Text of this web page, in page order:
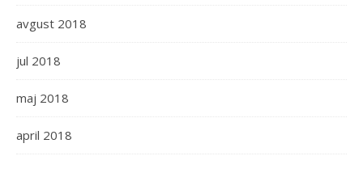
avgust 2018
jul 2018
maj 2018
april 2018